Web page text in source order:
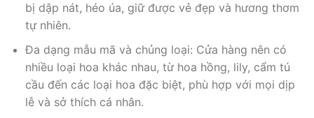
bị dập nát, héo úa, giữ được vẻ đẹp và hương thơm
tự nhiên.
Đa dạng mẫu mã và chủng loại: Cửa hàng nên có
nhiều loại hoa khác nhau, từ hoa hồng, lily, cẩm tú
cầu đến các loại hoa đặc biệt, phù hợp với mọi dịp
lễ và sở thích cá nhân.